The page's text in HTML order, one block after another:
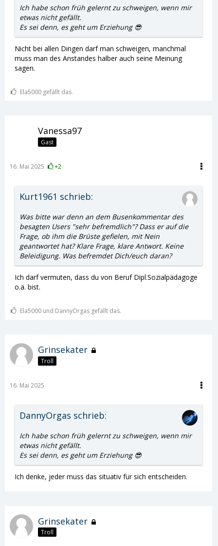
Ich habe schon früh gelernt zu schweigen, wenn mir
etwas nicht gefällt.
Es sei denn, es geht um Erziehung 😎
Nicht bei allen Dingen darf man schweigen, manchmal
muss man des Anstandes halber auch seine Meinung
sagen.
Ela5000 gefällt das.
Vanessa97
Gast
16. Mai 2025 +2
Kurt1961 schrieb:
Was bitte war denn an dem Busenkommentar des
besagten Users "sehr befremdlich"? Dass er auf die
Frage, ob ihm die Brüste gefielen, mit Nein
geantwortet hat? Klare Frage, klare Antwort. Keine
Beleidigung. Was befremdet Dich/euch daran?
Ich darf vermuten, dass du von Beruf Dipl.Sozialpädagoge
o.ä. bist.
Ela5000 und DannyOrgas gefällt das.
Grinsekater
Troll
16. Mai 2025
DannyOrgas schrieb:
Ich habe schon früh gelernt zu schweigen, wenn mir
etwas nicht gefällt.
Es sei denn, es geht um Erziehung 😎
Ich denke, jeder muss das situativ für sich entscheiden.
Grinsekater
Troll